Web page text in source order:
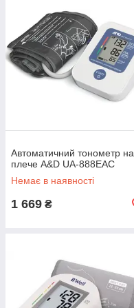
Автоматичний тонометр на
плече A&D UA-888EAC
Немає в наявності
1 669 ₴